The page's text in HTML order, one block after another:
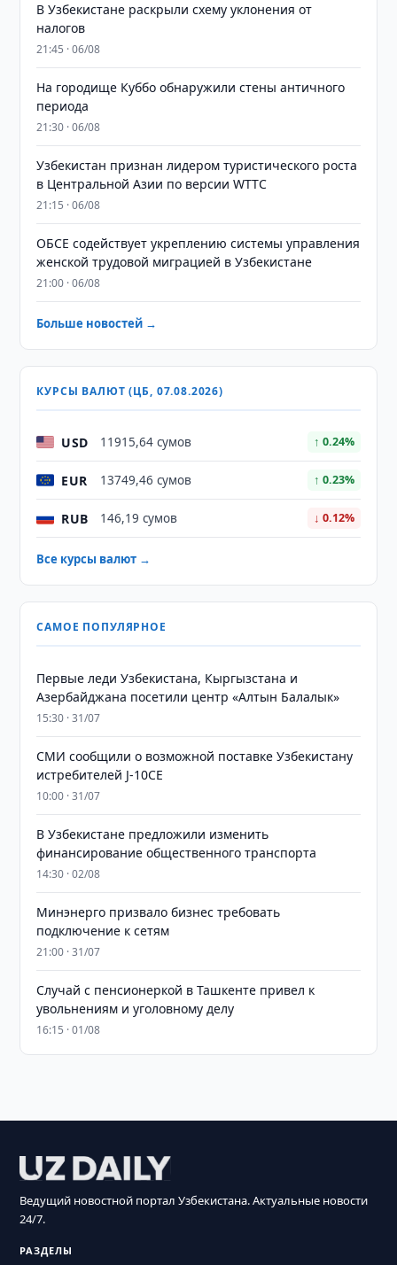
В Узбекистане раскрыли схему уклонения от
налогов
21:45 · 06/08
На городище Куббо обнаружили стены античного
периода
21:30 · 06/08
Узбекистан признан лидером туристического роста
в Центральной Азии по версии WTTC
21:15 · 06/08
ОБСЕ содействует укреплению системы управления
женской трудовой миграцией в Узбекистане
21:00 · 06/08
Больше новостей →
КУРСЫ ВАЛЮТ (ЦБ, 07.08.2026)
USD 11915,64 сумов ↑ 0.24%
EUR 13749,46 сумов ↑ 0.23%
RUB 146,19 сумов ↓ 0.12%
Все курсы валют →
САМОЕ ПОПУЛЯРНОЕ
Первые леди Узбекистана, Кыргызстана и
Азербайджана посетили центр «Алтын Балалык»
15:30 · 31/07
СМИ сообщили о возможной поставке Узбекистану
истребителей J-10CE
10:00 · 31/07
В Узбекистане предложили изменить
финансирование общественного транспорта
14:30 · 02/08
Минэнерго призвало бизнес требовать
подключение к сетям
21:00 · 31/07
Случай с пенсионеркой в Ташкенте привел к
увольнениям и уголовному делу
16:15 · 01/08
Ведущий новостной портал Узбекистана. Актуальные новости
24/7.
РАЗДЕЛЫ